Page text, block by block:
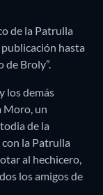
de la Patrulla
hasta
de Broly”.
los demás
Moro, un
de la
la Patrulla
al hechicero,
los amigos de